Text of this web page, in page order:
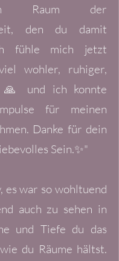
Raum der
den du damit
fühle mich jetzt
wohler, ruhiger,
🙏 und ich konnte
für meinen
Danke für dein
Sein.✨"
es war so wohltuend
auch zu sehen in
und Tiefe du das
du Räume hältst.